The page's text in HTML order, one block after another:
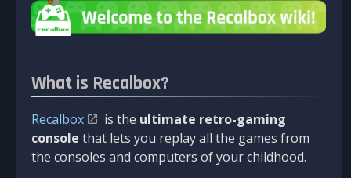
What is Recalbox?
Recalbox is the ultimate retro-gaming
console that lets you replay all the games from
the consoles and computers of your childhood.